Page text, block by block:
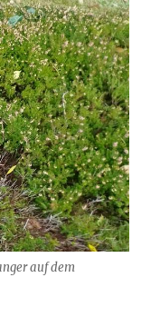
auf dem